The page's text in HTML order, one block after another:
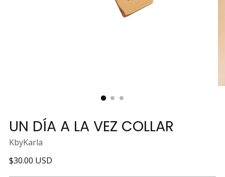
UN DÍA A LA VEZ COLLAR
KbyKarla
Regular
$30.00 USD